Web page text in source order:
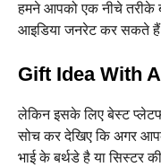
हमने आपको एक नीचे तरीके
आइडिया जनरेट कर सकते
Gift Idea With
लेकिन इसके लिए बेस्ट
सोच कर देखिए कि अगर आपके
भाई के बर्थडे है या सिस्टर